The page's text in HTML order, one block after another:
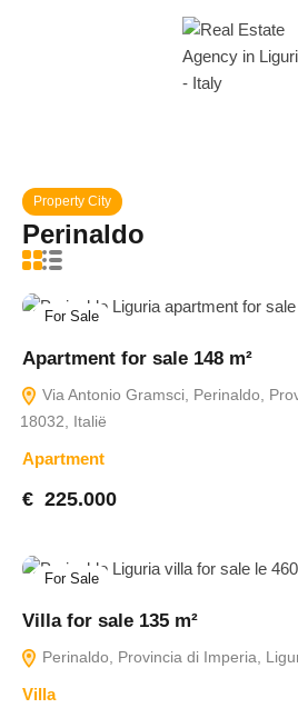
Property City
Perinaldo
For Sale
Apartment for sale 148 m²
Via Antonio Gramsci, Perinaldo,
18032, Italië
Apartment
€ 225.000
For Sale
Villa for sale 135 m²
Perinaldo, Provincia di Imperia,
Villa